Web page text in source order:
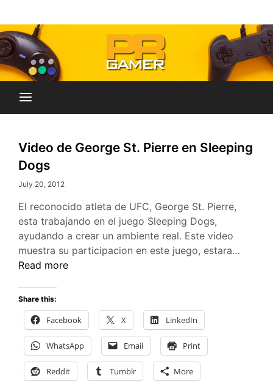
to
contentPR-Gamer
películas y series
Video de George St. Pierre en Sleeping
Dogs
July 20, 2012
El reconocido atleta de UFC, George St. Pierre,
esta trabajando en el juego Sleeping Dogs,
ayudando a crear un ambiente real. Este video
muestra su participacion en este juego, estara…
Read more
Share this:
Facebook X LinkedIn
WhatsApp Email Print
Reddit Tumblr More